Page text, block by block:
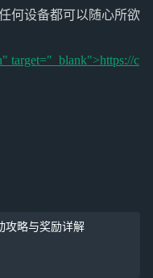
何设备都可以随心所欲
target="_blank">https://c
攻略与奖励详解